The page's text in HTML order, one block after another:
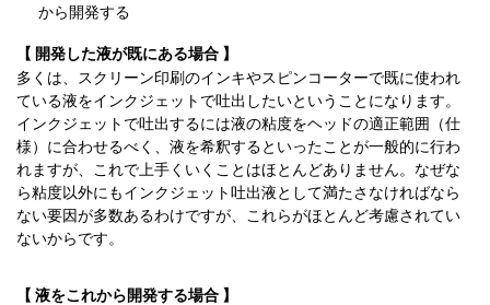
から開発する
【 開発した液が既にある場合 】
多くは、スクリーン印刷のインキやスピンコーターで既に使われ
ている液をインクジェットで吐出したいということになります。
インクジェットで吐出するには液の粘度をヘッドの適正範囲（仕
様）に合わせるべく、液を希釈するといったことが一般的に行わ
れますが、これで上手くいくことはほとんどありません。なぜな
ら粘度以外にもインクジェット吐出液として満たさなければなら
ない要因が多数あるわけですが、これらがほとんど考慮されてい
ないからです。
【 液をこれから開発する場合 】